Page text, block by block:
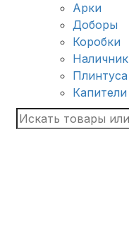
Арки
Доборы
Коробки
Плинтуса
Капители